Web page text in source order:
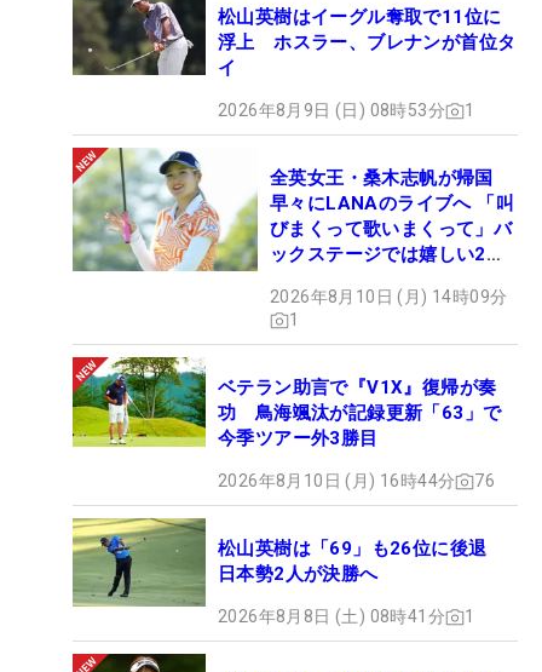
松山英樹はイーグル奪取で11位に
浮上 ホスラー、ブレナンが首位タ
イ
2026年8月9日 (日) 08時53分 1
全英女王・桑木志帆が帰国
早々にLANAのライブへ 「叫
びまくって歌いまくって」バ
ックステージでは嬉しい2シ
2026年8月10日 (月) 14時09分
1
ベテラン助言で『V1X』復帰が奏
功 鳥海颯汰が記録更新「63」で
今季ツアー外3勝目
2026年8月10日 (月) 16時44分 76
松山英樹は「69」も26位に後退
日本勢2人が決勝へ
2026年8月8日 (土) 08時41分 1